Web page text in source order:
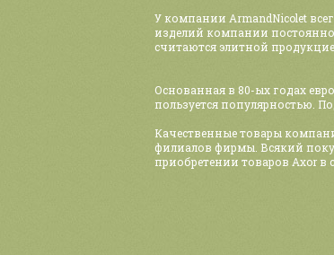
У компании ArmandNicolet
изделий компании
считаются элитной
Основанная в 80-ых годах
пользуется популярностью.
Качественные товары
филиалов фирмы. Всякий
приобретении товаров Axor